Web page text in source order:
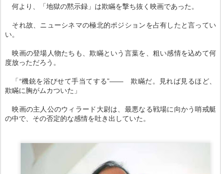
何より、「地獄の黙示録」は欺瞞を撃ち抜く映画であった。
それ故、ニューシネマの極北的ポジションを占有したと言ってい
い。
映画の登場人物たちも、欺瞞という言葉を、粗い感情を込めて何
度放っただろう。
「“機銃を浴びせて手当てする”―― 欺瞞だ。見れば見るほど、
欺瞞に胸がムカついた」
映画の主人公のウィラード大尉は、最悪なる戦場に向かう哨戒艇
の中で、その否定的な感情を吐き出していた。